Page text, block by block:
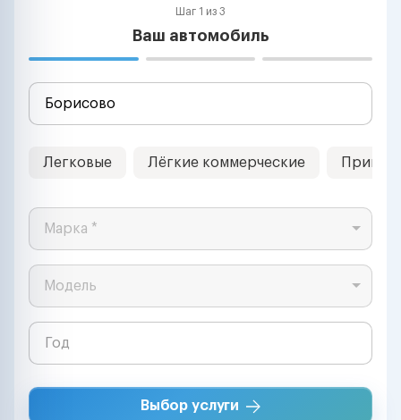
Шаг 1 из 3
Ваш автомобиль
Легковые Лёгкие коммерческие
Марка *
Модель
Выбор услуги